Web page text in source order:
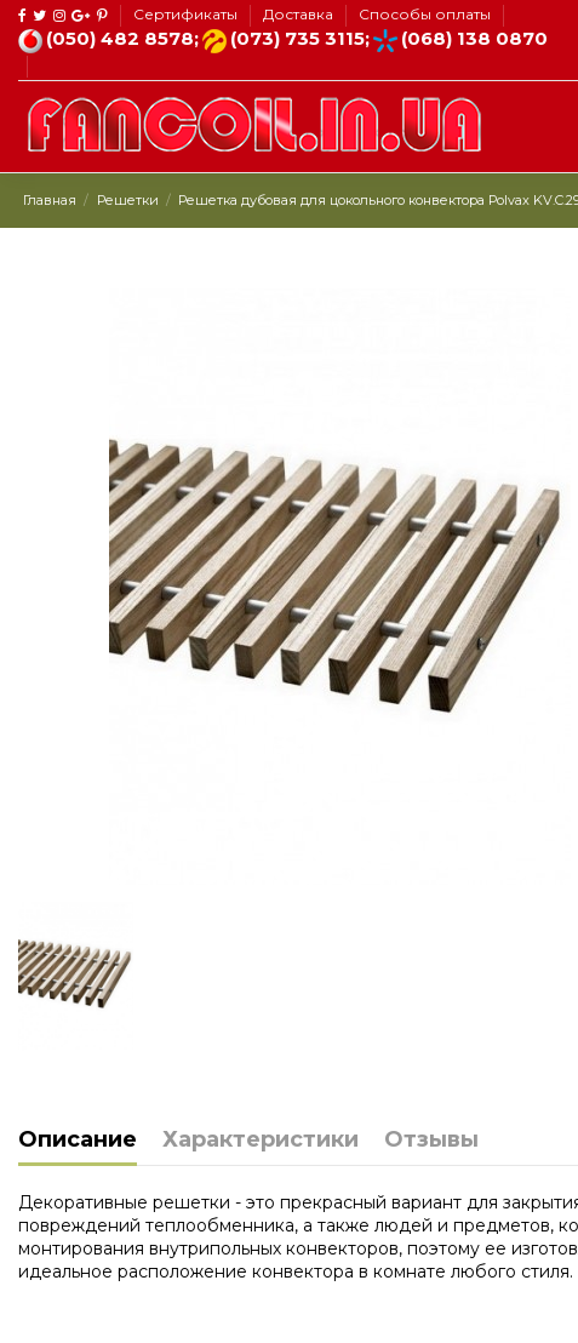
Сертификаты Доставка Способы оплаты
(050) 482 8578; (073) 735 3115; (068) 138 0870
Главная Решетки Решетка дубовая для цокольного конвектора Рolvax
Описание Характеристики Отзывы
Декоративные решетки - это прекрасный вариант для
повреждений теплообменника, а также людей и предметов,
монтирования внутрипольных конвекторов, поэтому ее
идеальное расположение конвектора в комнате любого